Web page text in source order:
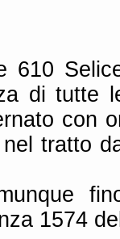
610
di tutte
con
tratto
1574